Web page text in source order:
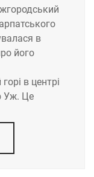
в
його
в центрі
Уж. Це